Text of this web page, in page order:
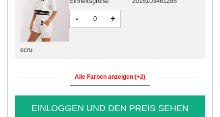
ecru
- +
Alle Farben anzeigen (+2)
EINLOGGEN UND DEN PREIS SEHEN